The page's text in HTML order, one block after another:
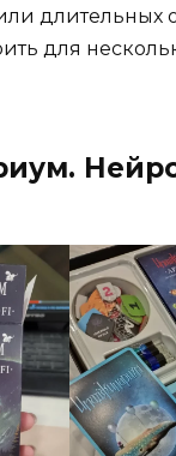
длительных
для